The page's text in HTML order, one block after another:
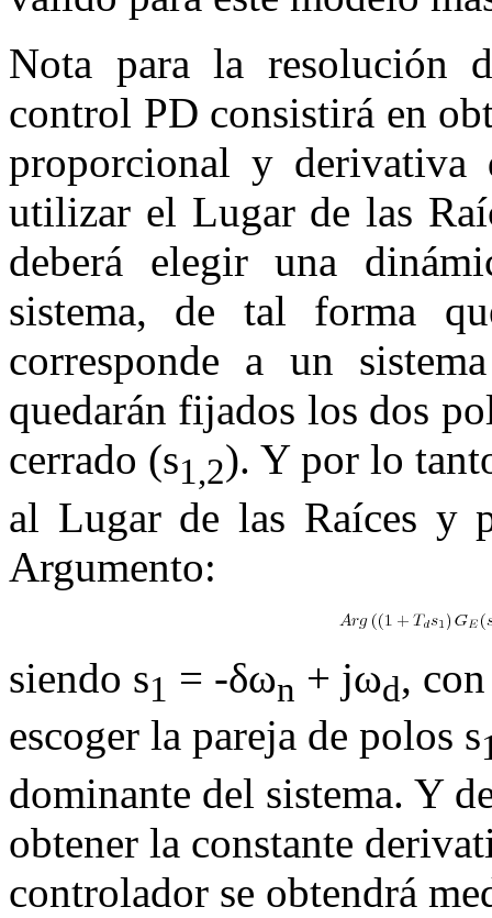
Nota para la resolución
control PD consistirá en
proporcional y
utilizar el Lugar de las
deberá elegir una
sistema, de tal forma
corresponde a un
quedarán fijados los dos
cerrado (s1,2). Y por lo
al Lugar de las Raíces y
Argumento:
siendo s1 = -δωn + jωd,
escoger la pareja de polos s
dominante del sistema. Y
obtener la constante
controlador se obtendrá